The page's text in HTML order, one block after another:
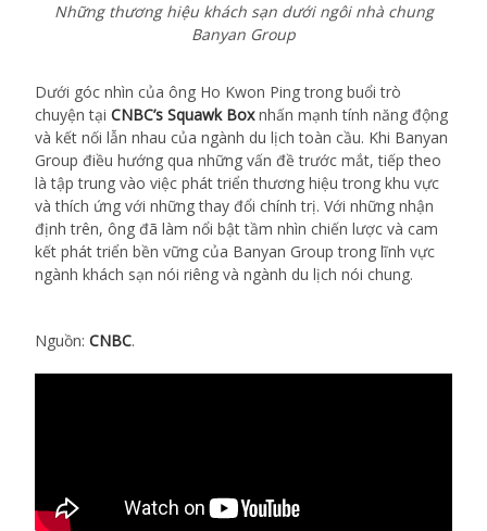
Những thương hiệu khách sạn dưới ngôi nhà chung
Banyan Group
Dưới góc nhìn của ông Ho Kwon Ping trong buổi trò
chuyện tạiCNBC’s Squawk Boxnhấn mạnh tính năng động
và kết nối lẫn nhau của ngành du lịch toàn cầu. Khi Banyan
Group điều hướng qua những vấn đề trước mắt, tiếp theo
là tập trung vào việc phát triển thương hiệu trong khu vực
và thích ứng với những thay đổi chính trị. Với những nhận
định trên, ông đã làm nổi bật tầm nhìn chiến lược và cam
kết phát triển bền vững của Banyan Group trong lĩnh vực
ngành khách sạn nói riêng và ngành du lịch nói chung.
Nguồn:CNBC.